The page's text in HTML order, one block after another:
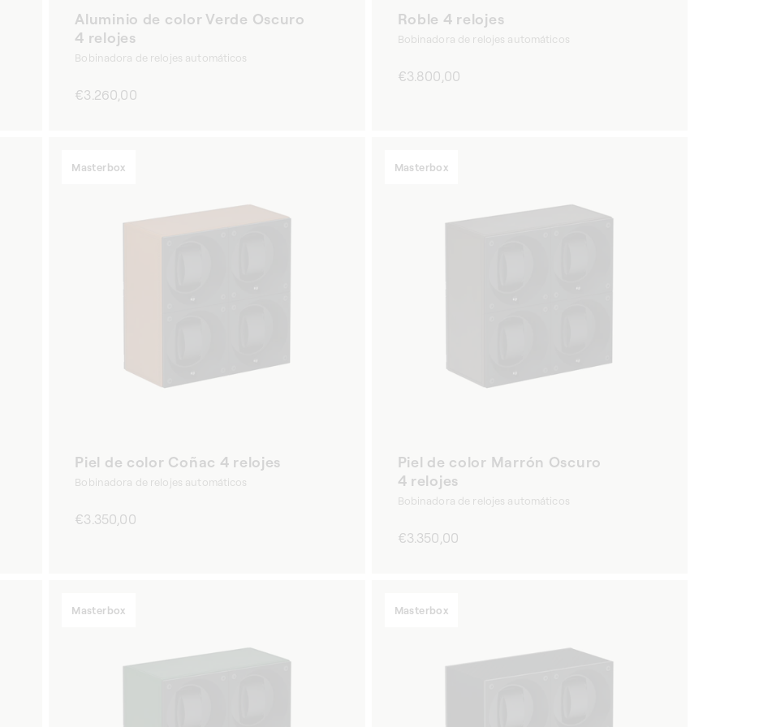
Aluminio de color Verde Oscuro
4 relojes
Bobinadora de relojes automáticos
Precio
€3.260,00
Roble 4 relojes
Bobinadora de relojes automáticos
Precio
€3.800,00
Masterbox
Piel de color Coñac 4 relojes
Bobinadora de relojes automáticos
Precio
€3.350,00
Masterbox
Piel de color Marrón Oscuro
4 relojes
Bobinadora de relojes automáticos
Precio
€3.350,00
Masterbox Masterbox